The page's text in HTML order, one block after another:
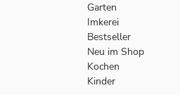
Garten
Imkerei
Bestseller
Neu im Shop
Kochen
Kinder